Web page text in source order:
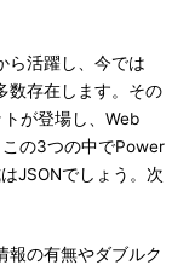
ら活躍し、今では
数存在します。その
が登場し、Web
の3つの中でPower
JSONでしょう。次
の有無やダブルク